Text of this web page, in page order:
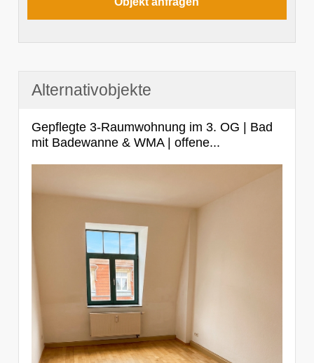
Alternativobjekte
Gepflegte 3-Raumwohnung im 3. OG | Bad
mit Badewanne & WMA | offene...